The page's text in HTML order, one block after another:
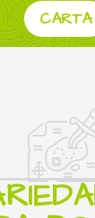
CARTA